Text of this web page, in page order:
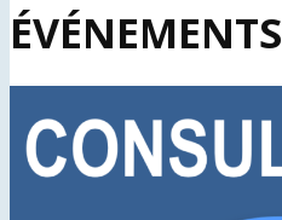
ÉVÉNEMENTS